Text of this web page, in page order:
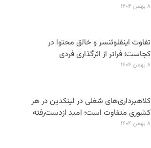
۸ بهمن ۱۴۰۴
تفاوت اینفلوئنسر و خالق محتوا در
کجاست؛ فراتر از اثرگذاری فردی
۸ بهمن ۱۴۰۴
کلاهبرداری‌های شغلی در لینکدین در هر
کشوری متفاوت است؛ امید ازدست‌رفته
۸ بهمن ۱۴۰۴